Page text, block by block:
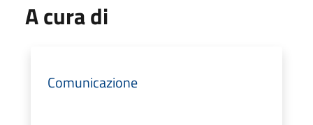
A cura di
Comunicazione